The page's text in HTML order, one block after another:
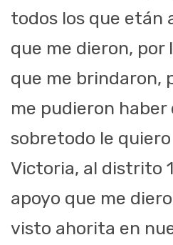
todos los que etán
que me dieron, por
que me brindaron,
me pudieron haber
sobretodo le
Victoria, al distrito
apoyo que me
visto ahorita en